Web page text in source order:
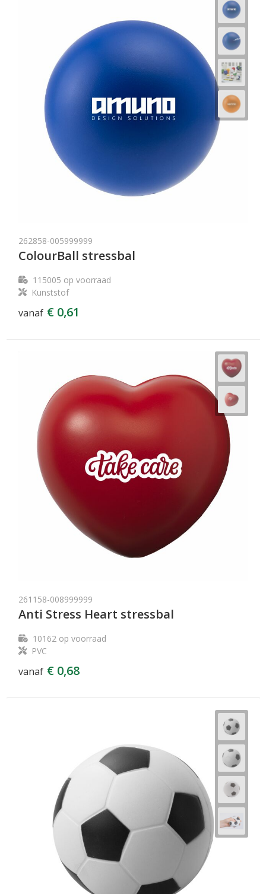
262858-005999999
ColourBall stressbal
115005 op voorraad
Kunststof
vanaf € 0,61
261158-008999999
Anti Stress Heart stressbal
10162op voorraad
PVC
vanaf € 0,68